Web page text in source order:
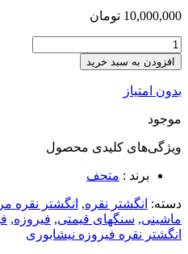
10,000,000 تومان
افزودن به سبد خرید
بدون امتیاز
موجود
ویژگی‌های کلیدی محصول
برند : متحف
دسته: انگشتر نقره, انگشتر نقره
ماشینی, سنگهای قیمتی, فیروزه,
انگشتر نقره فیروزه نیشابوری